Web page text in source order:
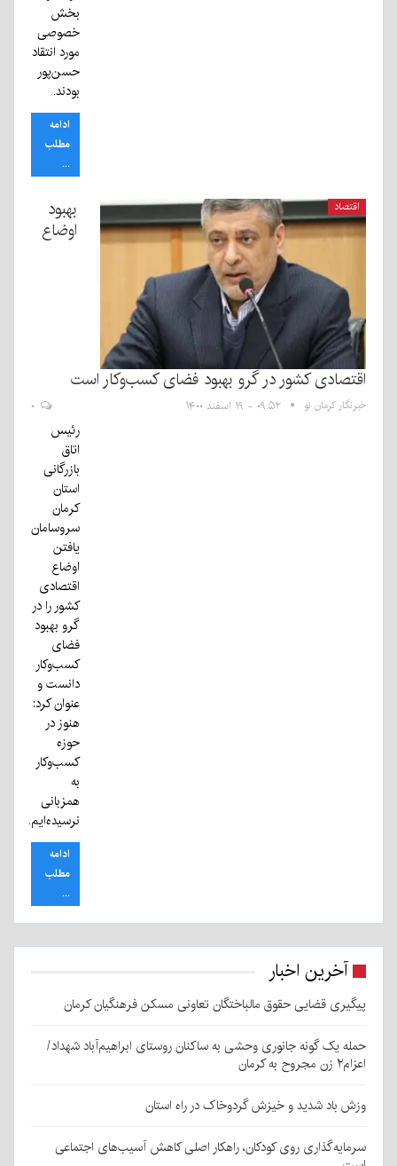
بخش
خصوصی
مورد انتقاد
حسن‌پور
بودند.
ادامه
مطلب
...
اقتصاد
بهبود
اوضاع
اقتصادی کشور در گرو بهبود فضای کسب‌وکار است
خبرنگار کرمان نو ۰۹:۵۲ - ۱۹ اسفند ۱۴۰۰
رئیس
اتاق
بازرگانی
استان
کرمان
سروسامان
یافتن
اوضاع
اقتصادی
کشور را در
گرو بهبود
فضای
کسب‌وکار
دانست و
عنوان کرد:
هنوز در
حوزه
کسب‌وکار
به
همزبانی
نرسیده‌ایم.
ادامه
مطلب
...
آخرین اخبار
پیگیری قضایی حقوق مالباختگان تعاونی مسکن فرهنگیان کرمان
حمله یک گونه جانوری وحشی به ساکنان روستای ابراهیم‌آباد شهداد/
اعزام۲ زن مجروح به کرمان
وزش باد شدید و خیزش گردوخاک در راه استان
سرمایه‌گذاری روی کودکان، راهکار اصلی کاهش آسیب‌های اجتماعی